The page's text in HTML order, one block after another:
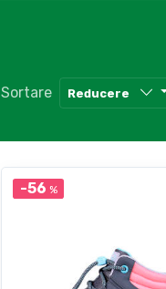
Sortare Reducere
-56 %